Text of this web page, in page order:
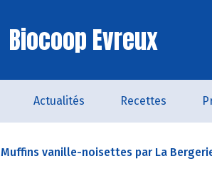
Biocoop Evreux
Actualités Recettes
Muffins vanille-noisettes par La